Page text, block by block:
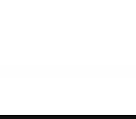
und unterstützt